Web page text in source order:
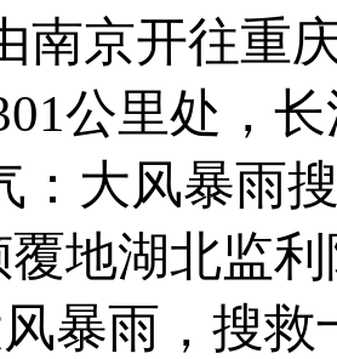
京开往重
公里处，
：大风暴雨
地湖北监利
暴雨，搜救